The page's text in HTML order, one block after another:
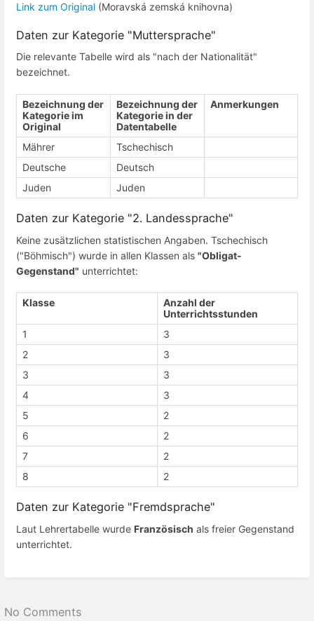
Link zum Original (Moravská zemská knihovna)
Daten zur Kategorie "Muttersprache"
Die relevante Tabelle wird als "nach der Nationalität"
bezeichnet.
Bezeichnung der
Kategorie im
Original
Bezeichnung der
Kategorie in der
Datentabelle
Anmerkungen
Mährer
Tschechisch
Deutsche
Deutsch
Juden
Juden
Daten zur Kategorie "2. Landessprache"
Keine zusätzlichen statistischen Angaben. Tschechisch
("Böhmisch") wurde in allen Klassen als "Obligat-
Gegenstand" unterrichtet:
Klasse
Anzahl der
Unterrichtsstunden
1
3
2
3
3
3
4
3
5
2
6
2
7
2
8
2
Daten zur Kategorie "Fremdsprache"
Laut Lehrertabelle wurde Französisch als freier Gegenstand
unterrichtet.
No Comments